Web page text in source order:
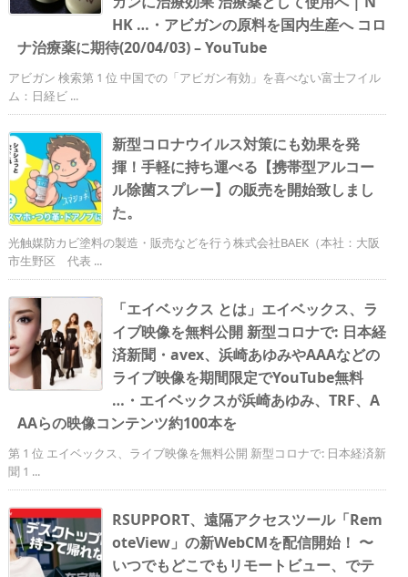
HK …・アビガンの原料を国内生産へ コロ
ナ治療薬に期待(20/04/03) – YouTube
アビガン 検索第 1 位 中国での「アビガン有効」を喜べない富士フイル
ム：日経ビ ...
新型コロナウイルス対策にも効果を発
揮！手軽に持ち運べる【携帯型アルコー
ル除菌スプレー】の販売を開始致しまし
た。
光触媒防カビ塗料の製造・販売などを行う株式会社BAEK（本社：大阪
市生野区 代表 ...
「エイベックス とは」エイベックス、ラ
イブ映像を無料公開 新型コロナで: 日本経
済新聞・avex、浜崎あゆみやAAAなどの
ライブ映像を期間限定でYouTube無料
…・エイベックスが浜崎あゆみ、TRF、A
AAらの映像コンテンツ約100本を
第 1 位 エイベックス、ライブ映像を無料公開 新型コロナで: 日本経済新
聞 1 ...
RSUPPORT、遠隔アクセスツール「Rem
oteView」の新WebCMを配信開始！ 〜
いつでもどこでもリモートビュー、でテ